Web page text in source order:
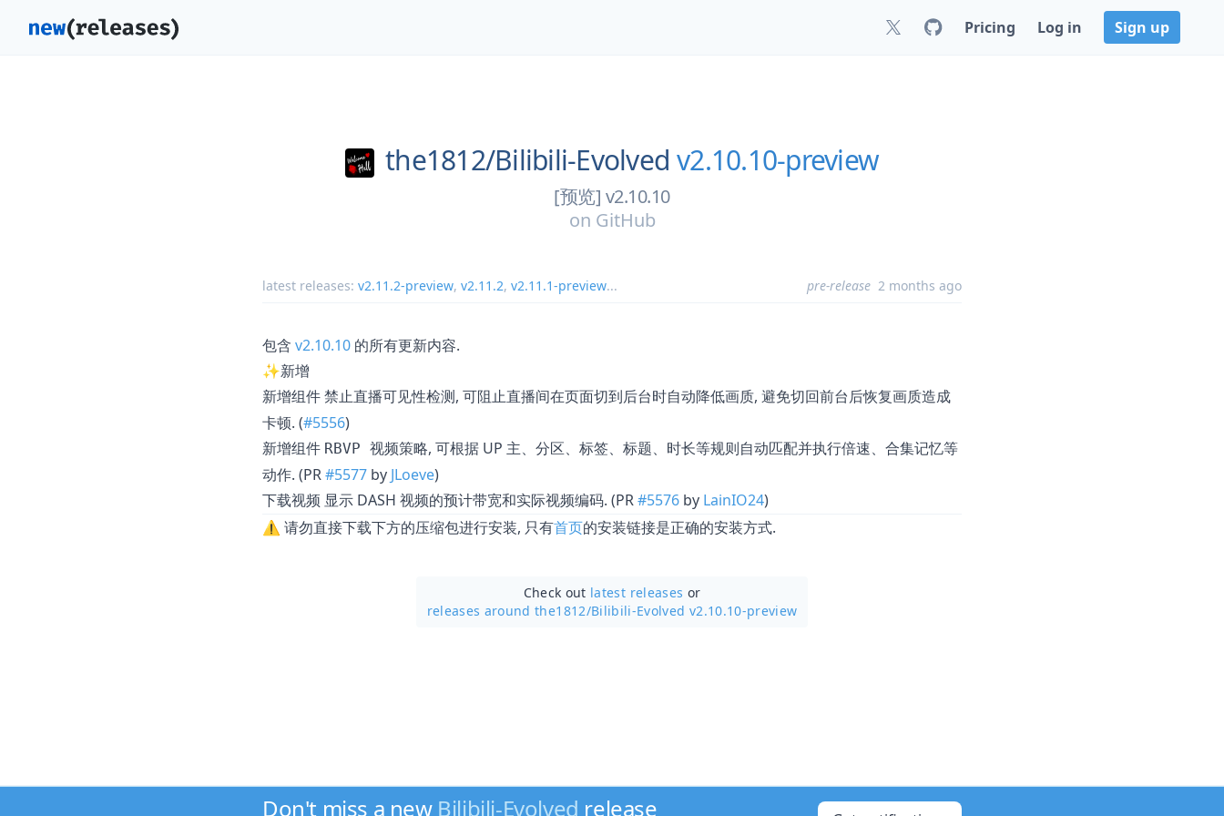
Pricing Log in Sign up
the1812/Bilibili-Evolved v2.10.10-preview
[预览] v2.10.10
on GitHub
latest releases: v2.11.2-preview, v2.11.2, v2.11.1-preview... pre-release 2 months ago
包含 v2.10.10 的所有更新内容.
✨新增
新增组件 禁止直播可见性检测 , 可阻止直播间在页面切到后台时自动降低画质, 避免切回前台后恢复画质造成
卡顿. (#5556)
新增组件 RBVP 视频策略, 可根据 UP 主、分区、标签、标题、时长等规则自动匹配并执行倍速、合集记忆等
动作. (PR#5577 by JLoeve)
下载视频 显示 DASH 视频的预计带宽和实际视频编码. (PR#5576 by LainIO24)
⚠ 请勿直接下载下方的压缩包进行安装, 只有首页的安装链接是正确的安装方式.
Check out latest releases or
releases around the1812/Bilibili-Evolved v2.10.10-preview
Don't miss a new Bilibili-Evolved release